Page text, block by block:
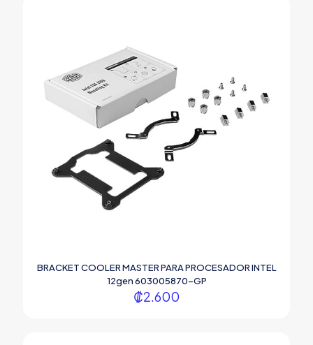
BRACKET COOLER MASTER PARA PROCESADOR INTEL
12gen 603005870-GP
₡2.600